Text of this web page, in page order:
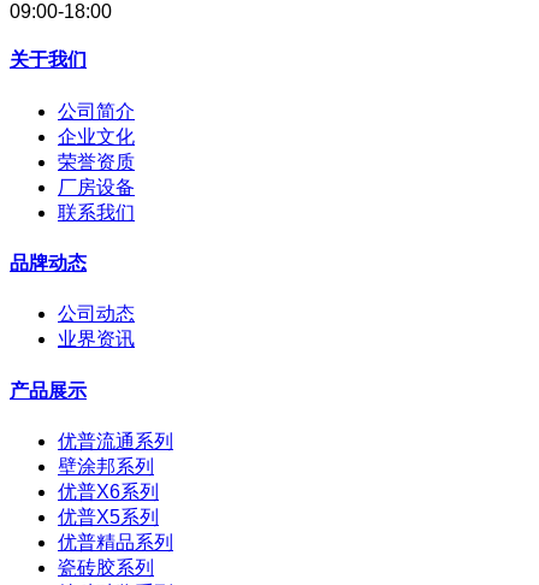
09:00-18:00
关于我们
公司简介
企业文化
荣誉资质
厂房设备
联系我们
品牌动态
公司动态
业界资讯
产品展示
优普流通系列
壁涂邦系列
优普X6系列
优普X5系列
优普精品系列
瓷砖胶系列